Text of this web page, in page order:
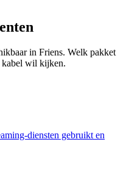
in Friens. Welk pakket
kabel wil kijken.
diensten gebruikt en